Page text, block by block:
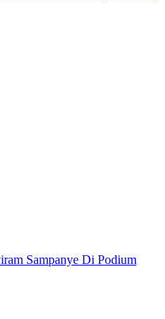
Sampanye Di Podium